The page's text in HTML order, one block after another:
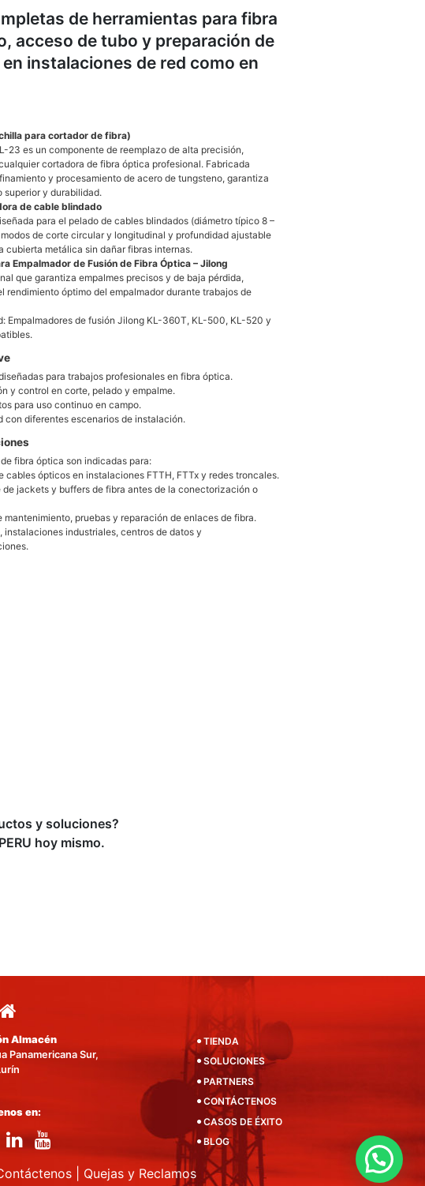
de herramientas para fibra
acceso de tubo y preparación de
instalaciones de red como en
para cortador de fibra)
23 es un componente de reemplazo de alta precisión,
cortadora de fibra óptica profesional. Fabricada
y procesamiento de acero de tungsteno, garantiza
superior y durabilidad.
de cable blindado
para el pelado de cables blindados (diámetro típico 8 –
modos de corte circular y longitudinal y profundidad ajustable
cubierta metálica sin dañar fibras internas.
Empalmador de Fusión de Fibra Óptica – Jilong
que garantiza empalmes precisos y de baja pérdida,
rendimiento óptimo del empalmador durante trabajos de
Empalmadores de fusión Jilong KL-360T, KL-500, KL-520 y
para trabajos profesionales en fibra óptica.
y control en corte, pelado y empalme.
para uso continuo en campo.
con diferentes escenarios de instalación.
fibra óptica son indicadas para:
cables ópticos en instalaciones FTTH, FTTx y redes troncales.
de jackets y buffers de fibra antes de la conectorización o
mantenimiento, pruebas y reparación de enlaces de fibra.
instalaciones industriales, centros de datos y
y soluciones?
hoy mismo.
Almacén
Panamericana Sur,
en:
TIENDA
SOLUCIONES
PARTNERS
CONTÁCTENOS
CASOS DE ÉXITO
BLOG
Quejas y Reclamos